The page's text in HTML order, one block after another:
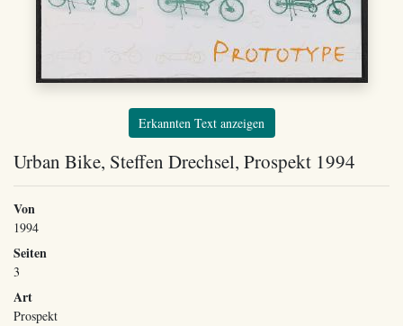
Erkannten Text anzeigen
Urban Bike, Steffen Drechsel, Prospekt 1994
Von
1994
Seiten
3
Art
Prospekt